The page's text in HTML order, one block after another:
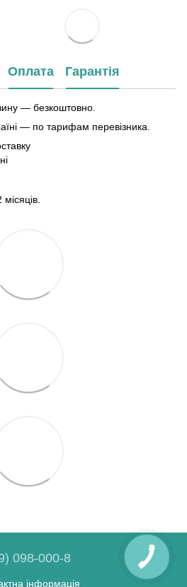
Оплата Гарантія
— безкоштовно.
— по тарифам перевізника.
098-000-8
інформація